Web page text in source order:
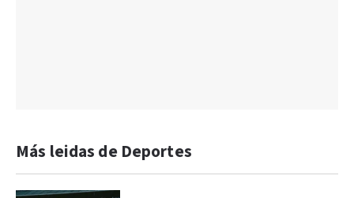
Más leidas de Deportes